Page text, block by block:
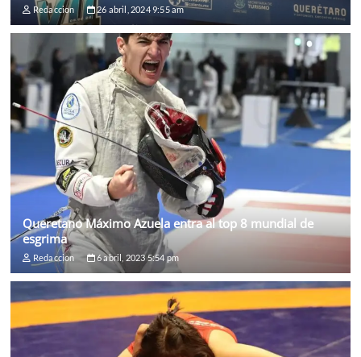
Redaccion 26 abril, 2024 9:55 am
Queretano Máximo Azuela entra al top 8 mundial de
esgrima
Redaccion 6 abril, 2023 5:54 pm